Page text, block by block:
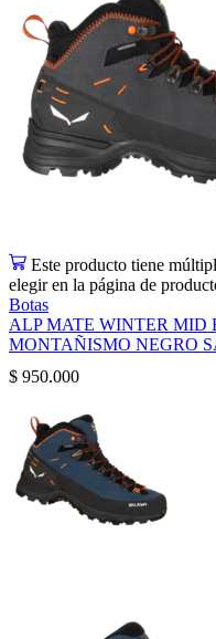
Este producto tiene
elegir en la página de
Botas
ALP MATE WINTER MID
MONTAÑISMO NEGRO
$ 950.000